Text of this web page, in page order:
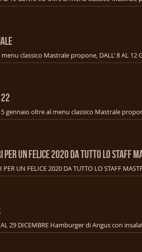
22
PER UN FELICE 2020 DA TUTTO LO STAFF
PER UN FELICE 2020 DA TUTTO LO STAFF